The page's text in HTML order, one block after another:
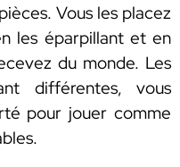
Vous les placez
les éparpillant et en
du monde. Les
différentes, vous
pour jouer comme